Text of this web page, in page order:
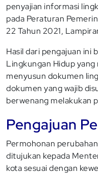
penyajian informasi
pada Peraturan
22 Tahun 2021,
Hasil dari pengajuan ini
Lingkungan Hidup
menyusun dokumen
dokumen yang wajib
berwenang melakukan
Pengajuan
Permohonan
ditujukan kepada
kota sesuai dengan